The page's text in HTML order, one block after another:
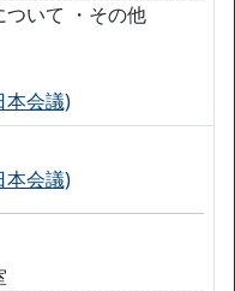
ついて ・その他
本会議)
本会議)